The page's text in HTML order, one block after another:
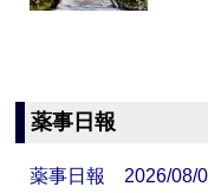
薬事日報
薬事日報 2026/08/